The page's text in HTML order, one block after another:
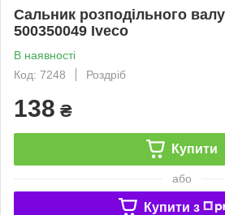
Сальник розподільного
500350049 Iveco
В наявності
Код: 7248
Роздріб
138 ₴
Купити
або
Купити з